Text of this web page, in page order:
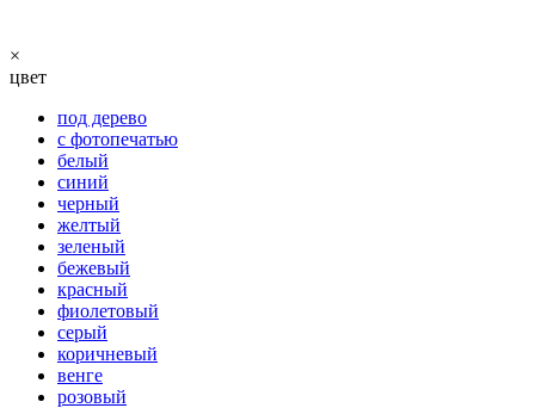
×
цвет
под дерево
с фотопечатью
белый
синий
черный
желтый
зеленый
бежевый
красный
фиолетовый
серый
коричневый
венге
розовый